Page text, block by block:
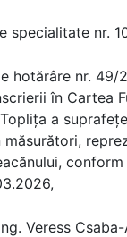
specialitate nr.
hotărâre nr. 49/
în Cartea
a
Veress